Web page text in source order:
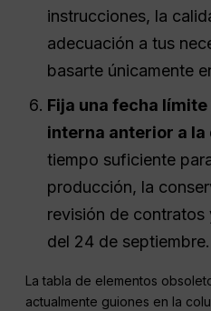
instrucciones, la
adecuación a tus
basarte únicamente
Fija una fecha
interna anterior a la
tiempo suficiente
producción, la
revisión de contratos
del 24 de septiembre.
La tabla de elementos
actualmente guiones en la